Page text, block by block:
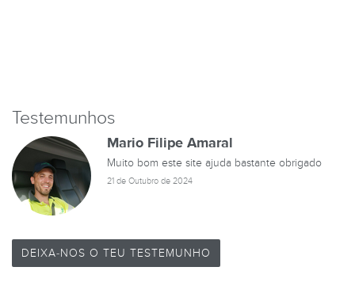
Testemunhos
Mario Filipe Amaral
Muito bom este site ajuda bastante obrigado
21 de Outubro de 2024
DEIXA-NOS O TEU TESTEMUNHO